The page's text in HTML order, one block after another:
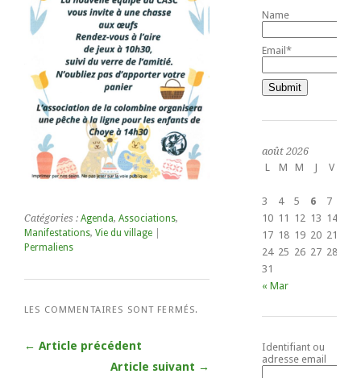
Catégories : Agenda, Associations,
Manifestations, Vie du village
Permaliens
LES COMMENTAIRES SONT FERMÉS.
← Article précédent
Article suivant →
Name
Email*
août 2026
L
M M J V
3
4 5 6 7
10 11 12 13 14
17 18 19 20 21
24 25 26 27 28
31
« Mar
Identifiant ou
adresse email